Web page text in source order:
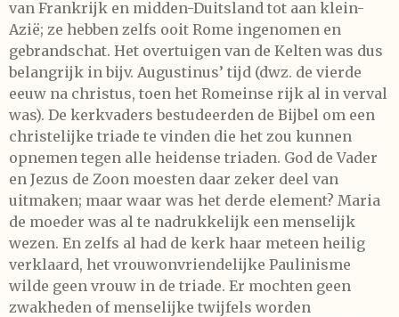
van Frankrijk en midden-Duitsland tot aan klein-
Azië; ze hebben zelfs ooit Rome ingenomen en
gebrandschat. Het overtuigen van de Kelten was dus
belangrijk in bijv. Augustinus’ tijd (dwz. de vierde
eeuw na christus, toen het Romeinse rijk al in verval
was). De kerkvaders bestudeerden de Bijbel om een
christelijke triade te vinden die het zou kunnen
opnemen tegen alle heidense triaden. God de Vader
en Jezus de Zoon moesten daar zeker deel van
uitmaken; maar waar was het derde element? Maria
de moeder was al te nadrukkelijk een menselijk
wezen. En zelfs al had de kerk haar meteen heilig
verklaard, het vrouwonvriendelijke Paulinisme
wilde geen vrouw in de triade. Er mochten geen
zwakheden of menselijke twijfels worden